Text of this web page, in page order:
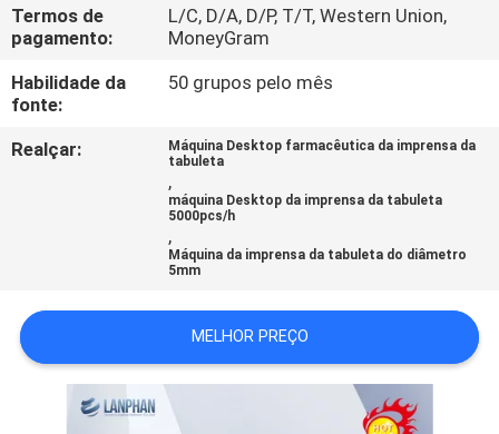
CONTACTE-
NOS
UMAS
DO
SITE
POLÍTICA
Termos de
pagamento:
L/C, D/A, D/P, T/T, Western Union,
MoneyGram
Habilidade da
fonte:
50 grupos pelo mês
Realçar:
Máquina Desktop farmacêutica da imprensa da
tabuleta
,
máquina Desktop da imprensa da tabuleta
5000pcs/h
,
Máquina da imprensa da tabuleta do diâmetro
5mm
MELHOR PREÇO